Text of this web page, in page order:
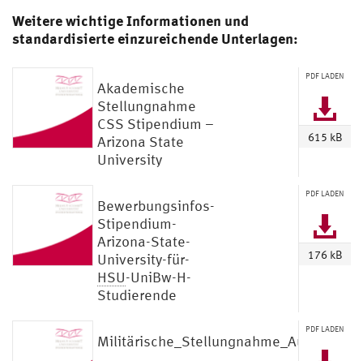
Weitere wichtige Informationen und
standardisierte einzureichende Unterlagen:
Akademische
Stellungnahme
CSS Stipendium –
Arizona State
University
PDF LADEN
615 kB
Bewerbungsinfos-
Stipendium-
Arizona-State-
University-für-
HSU-UniBw-H-
Studierende
PDF LADEN
176 kB
PDF LADEN